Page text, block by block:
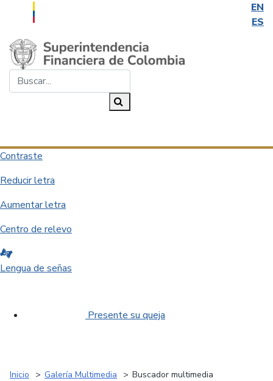
EN
ES
Saltar al contenido principal
Contraste
Reducir letra
Aumentar letra
Centro de relevo
Lengua de señas
Presente su queja
Inicio Galería Multimedia Buscador multimedia